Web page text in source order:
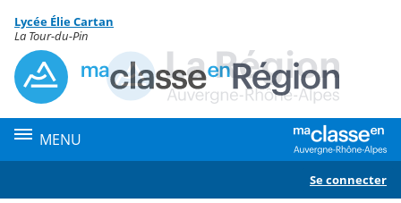
Menu de la rubrique
Contenu
Lycée Élie Cartan
La Tour-du-Pin
MENU
Se connecter